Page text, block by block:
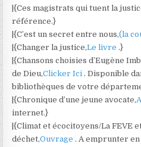
|{Ces magistrats qui tuent la
référence.}
|{C’est un secret entre nous,(la
|{Changer la justice,Le livre.}
|{Chansons choisies d’Eugène
de Dieu,Clicker Ici. Disponible
bibliothèques de votre
|{Chronique d’une jeune avocate,
internet.}
|{Climat et écocitoyens/La FEVE
déchet,Ouvrage. A emprunter